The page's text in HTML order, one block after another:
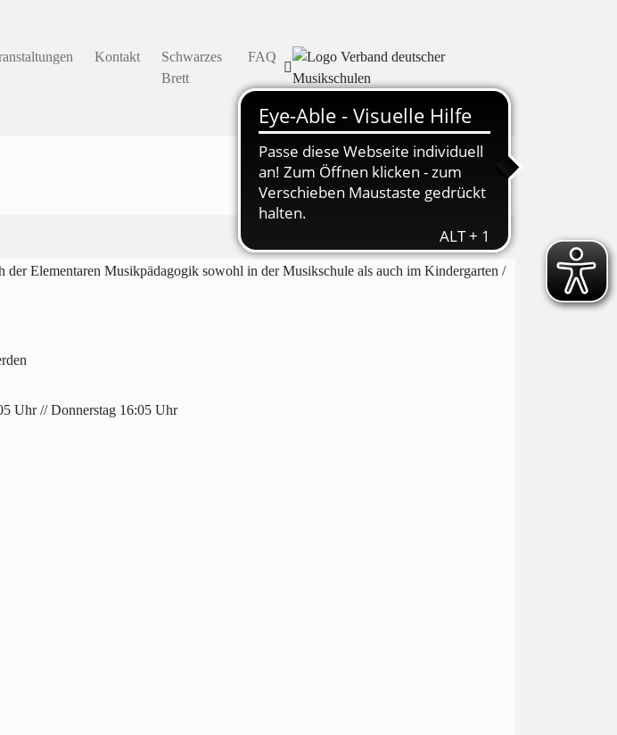
Kontakt
Schwarzes
Brett
FAQ
Elementaren Musikpädagogik sowohl in der Musikschule als auch im Kindergarten /
Uhr // Donnerstag 16:05 Uhr